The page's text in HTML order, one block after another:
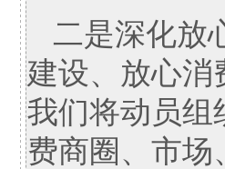
二是深化放
建设、放心消
我们将动员组
费商圈、市